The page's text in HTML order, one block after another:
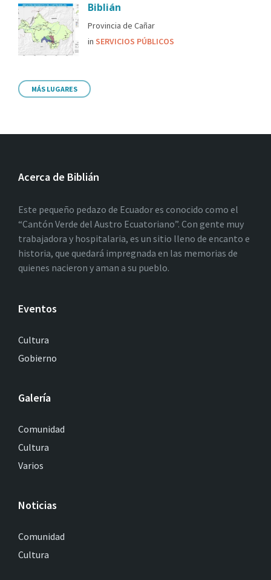
Biblián
Provincia de Cañar
in SERVICIOS PÚBLICOS
MÁS LUGARES
Acerca de Biblián
Este pequeño pedazo de Ecuador es conocido como el
“Cantón Verde del Austro Ecuatoriano”. Con gente muy
trabajadora y hospitalaria, es un sitio lleno de encanto e
historia, que quedará impregnada en las memorias de
quienes nacieron y aman a su pueblo.
Eventos
Cultura
Gobierno
Galería
Comunidad
Cultura
Varios
Noticias
Comunidad
Cultura